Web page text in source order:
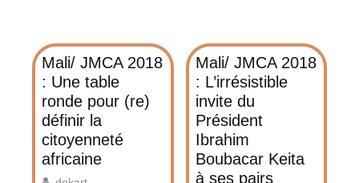
Mali/ JMCA 2018
: Une table
ronde pour (re)
définir la
citoyenneté
africaine
Mali/ JMCA 2018
: L’irrésistible
invite du
Président
Ibrahim
Boubacar Keita
à ses pairs